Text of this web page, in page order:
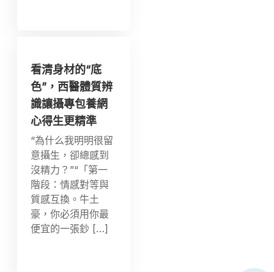
看清身材的“底
色”，西醫體質辨
識讓攝專包養網
心得生更精準
“為什么我明明很留
意攝生，卻總感到
沒精力？”“「第一
階段：情感對等與
質感互換。牛土
豪，你必須用你最
便宜的一張鈔 […]